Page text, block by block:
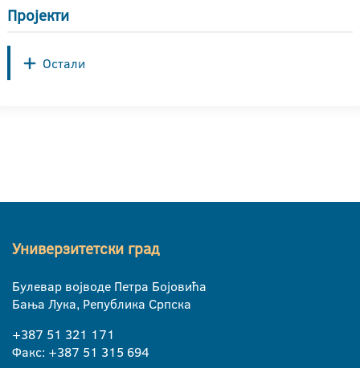
Пројекти
Остали
Универзитетски град
Булевар војводе Петра Бојовића
Бања Лука, Република Српска
+387 51 321 171
Факс: +387 51 315 694